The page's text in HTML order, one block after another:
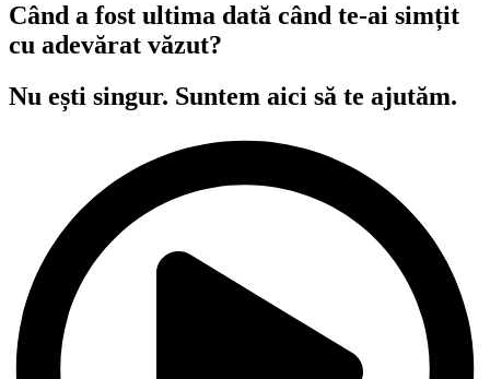
Când a fost ultima dată când te-ai simțit
cu adevărat văzut?
Nu ești singur. Suntem aici să te ajutăm.